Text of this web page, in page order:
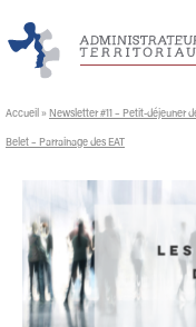
Accueil » Newsletter #11 – Petit-déjeuner
Belet – Parrainage des EAT